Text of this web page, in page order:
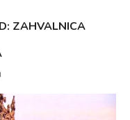
ZAHVALNICA